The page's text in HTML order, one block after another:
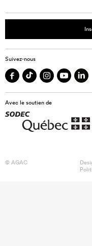
Suivez-nous
Avec le soutien de
© AGAC